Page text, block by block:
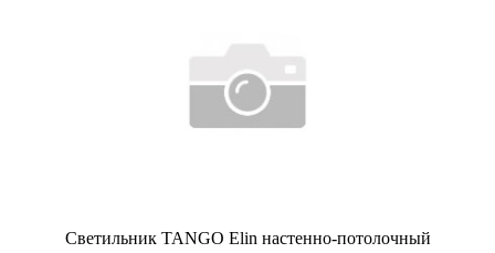
Светильник TANGO Elin настенно-потолочный